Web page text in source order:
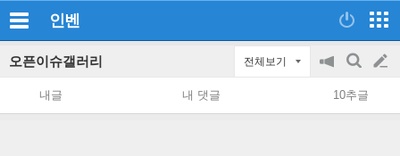
인벤
오픈이슈갤러리 전체보기
공
지
on/off
검
색
글
쓰
내글 내 댓글 10추글